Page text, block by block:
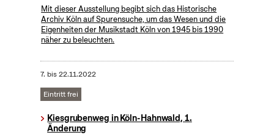
Mit dieser Ausstellung begibt sich das Historische
Archiv Köln auf Spurensuche, um das Wesen und die
Eigenheiten der Musikstadt Köln von 1945 bis 1990
näher zu beleuchten.
7. bis22.11.2022
Eintritt frei
Kiesgrubenweg in Köln-Hahnwald, 1.
Änderung